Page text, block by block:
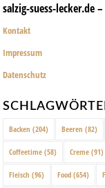
salzig-suess-lecker.de
Kontakt
Impressum
Datenschutz
Backen (204) Beeren (82)
Coffeetime (58) Creme (91)
Fleisch (96) Food (654)